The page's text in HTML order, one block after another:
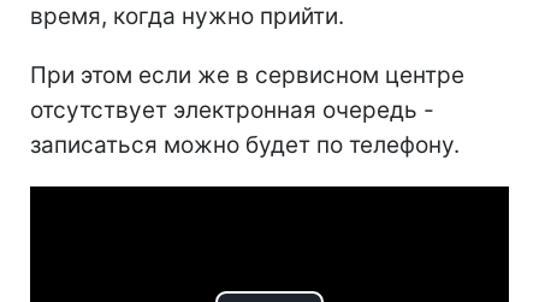
время, когда нужно прийти.
При этом если же в сервисном центре
отсутствует электронная очередь -
записаться можно будет по телефону.